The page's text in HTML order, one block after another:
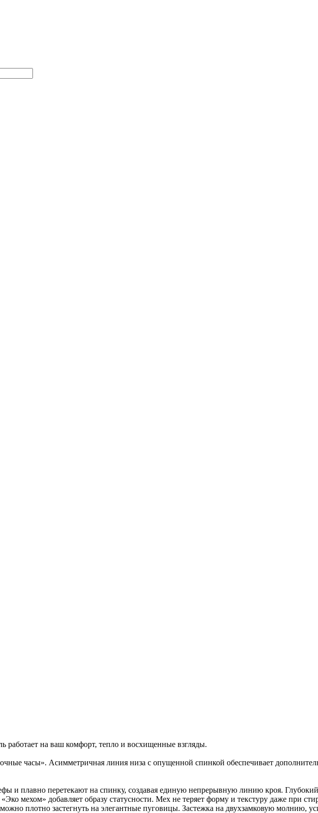
на ваш комфорт, тепло и восхищенные взгляды.
часы». Асимметричная линия низа с опущенной спинкой обеспечивает
и плавно перетекают на спинку, создавая единую непрерывную линию кроя.
мехом» добавляет образу статусности. Мех не теряет форму и текстуру даже при
плотно застегнуть на элегантные пуговицы. Застежка на двухзамковую молнию,